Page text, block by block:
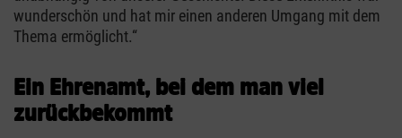
wunderschön und hat mir einen anderen Umgang mit dem
Thema ermöglicht.“
Ein Ehrenamt, bei dem man viel
zurückbekommt